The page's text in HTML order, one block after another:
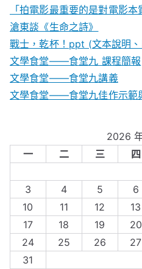
「拍電影最重要的是對電影
滄東談《生命之詩》
戰士，乾杯！ppt (文本說明
文學食堂——食堂九 課程簡報
文學食堂――食堂九講義
文學食堂——食堂九佳作示範
2026
一
二 三 四
3
4 5 6
10
11 12 13
17
18 19 20
24
25 26 27
31